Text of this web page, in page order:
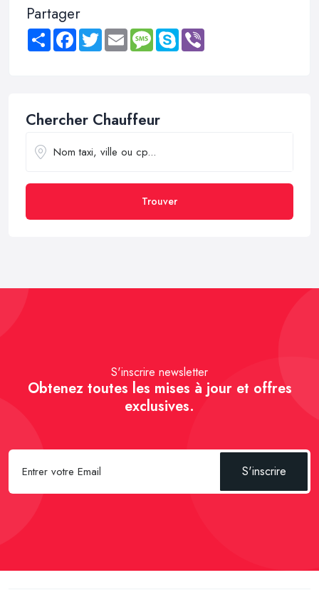
Partager
Share FacebookTwitter Email MessageSkype
Chercher Chauffeur
Trouver
S'inscrire newsletter
Obtenez toutes les mises à jour et offres
exclusives.
S'inscrire